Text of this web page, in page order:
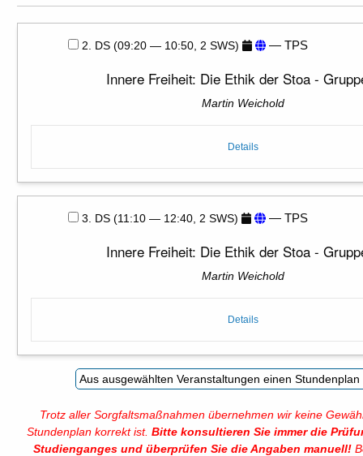
2. DS (09:20 — 10:50, 2 SWS) — TPS
Innere Freiheit: Die Ethik der Stoa -
Martin Weichold
Details
3. DS (11:10 — 12:40, 2 SWS) — TPS
Innere Freiheit: Die Ethik der Stoa -
Martin Weichold
Details
Trotz aller Sorgfaltsmaßnahmen übernehmen wir keine
Stundenplan korrekt ist. Bitte konsultieren Sie immer die
Studienganges und überprüfen Sie die Angaben manuell!